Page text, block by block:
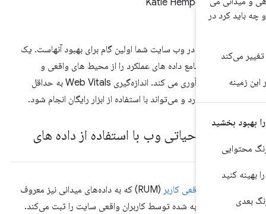
در
Katie Hempenius
داده ها در وب سایت شما اولین گام برای بهبود آنهاست. یک
جامع داده های عملکرد را از محیط های واقعی و
آزمایشگاهی جمع آوری می کند. اندازه‌گیری Web Vitals به حداقل
نیاز دارد و می‌تواند با استفاده از ابزار رایگان انجام شود.
گیری حیاتی وب با استفاده از داده های
(RUM) که به داده‌های میدانی نیز معروف
تجربه شده توسط کاربران واقعی سایت را ثبت می‌کند.